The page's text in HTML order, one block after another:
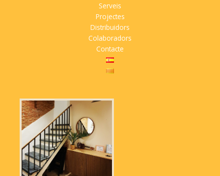
Serveis
Projectes
Distribuidors
Colaboradors
Contacte